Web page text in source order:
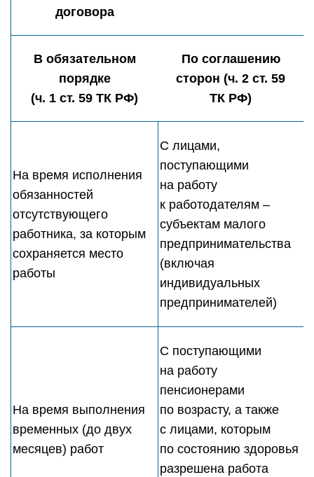
договора
В обязательном
порядке
(ч. 1 ст. 59 ТК РФ)
По соглашению
сторон (ч. 2 ст. 59
ТК РФ)
На время исполнения
обязанностей
отсутствующего
работника, за которым
сохраняется место
работы
С лицами,
поступающими
на работу
к работодателям –
субъектам малого
предпринимательства
(включая
индивидуальных
предпринимателей)
На время выполнения
временных (до двух
месяцев) работ
С поступающими
на работу
пенсионерами
по возрасту, а также
с лицами, которым
по состоянию здоровья
разрешена работа